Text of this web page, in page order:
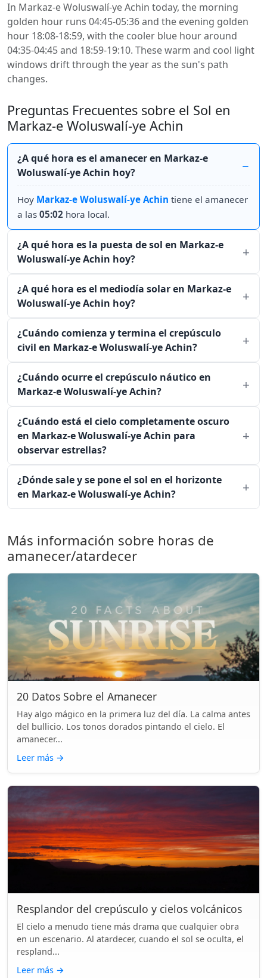
In Markaz-e Woluswalí-ye Achin today, the morning
golden hour runs 04:45-05:36 and the evening golden
hour 18:08-18:59, with the cooler blue hour around
04:35-04:45 and 18:59-19:10. These warm and cool light
windows drift through the year as the sun's path
changes.
Preguntas Frecuentes sobre el Sol en
Markaz-e Woluswalí-ye Achin
¿A qué hora es el amanecer en Markaz-e
Woluswalí-ye Achin hoy?
Hoy Markaz-e Woluswalí-ye Achin tiene el amanecer
a las 05:02 hora local.
¿A qué hora es la puesta de sol en Markaz-e
Woluswalí-ye Achin hoy?
¿A qué hora es el mediodía solar en Markaz-e
Woluswalí-ye Achin hoy?
¿Cuándo comienza y termina el crepúsculo
civil en Markaz-e Woluswalí-ye Achin?
¿Cuándo ocurre el crepúsculo náutico en
Markaz-e Woluswalí-ye Achin?
¿Cuándo está el cielo completamente oscuro
en Markaz-e Woluswalí-ye Achin para
observar estrellas?
¿Dónde sale y se pone el sol en el horizonte
en Markaz-e Woluswalí-ye Achin?
Más información sobre horas de
amanecer/atardecer
20 Datos Sobre el Amanecer
Hay algo mágico en la primera luz del día. La calma antes
del bullicio. Los tonos dorados pintando el cielo. El
amanecer...
Leer más →
Resplandor del crepúsculo y cielos volcánicos
El cielo a menudo tiene más drama que cualquier obra
en un escenario. Al atardecer, cuando el sol se oculta, el
respland...
Leer más →